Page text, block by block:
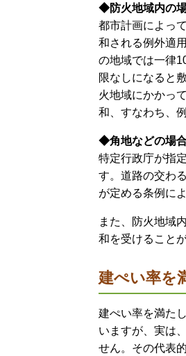
◆防火地域内の
都市計画によっ
和される例外適
の地域では一律
限なしになると
火地域にかかっ
和、すなわち、
◆角地などの場
特定行政庁が指
す。道路の交わ
が定める条例に
また、防火地域
和を受けること
建ぺい率を
建ぺい率を満た
いますが、実は
せん。その代表